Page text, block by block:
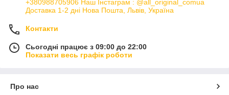
+380988705906 Наш Інстаграм : @all_original_comua
Доставка 1-2 дні Нова Пошта, Львів, Україна
Контакти
Сьогодні працює з 09:00 до 22:00
Показати весь графік роботи
Про нас